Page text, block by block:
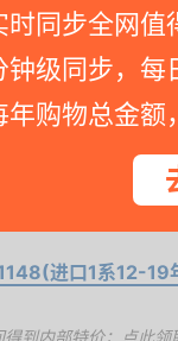
时同步全网值
钟级同步，
年购物总金额
假如您查看京东商品网
进口1系12-
得到内部特价；点此领